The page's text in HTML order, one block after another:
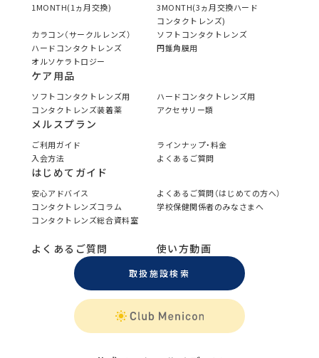
1MONTH(1ヵ月交換)
3MONTH(3ヵ月交換ハード
コンタクトレンズ)
カラコン（サークルレンズ）
ソフトコンタクトレンズ
ハードコンタクトレンズ
円錐角膜用
オルソケラトロジー
ケア用品
ソフトコンタクトレンズ用
ハードコンタクトレンズ用
コンタクトレンズ装着薬
アクセサリー類
メルスプラン
ご利用ガイド
ラインナップ・料金
入会方法
よくあるご質問
はじめてガイド
安心アドバイス
よくあるご質問（はじめての方へ）
コンタクトレンズコラム
学校保健関係者のみなさまへ
コンタクトレンズ総合資料室
よくあるご質問 使い方動画
取扱施設検索